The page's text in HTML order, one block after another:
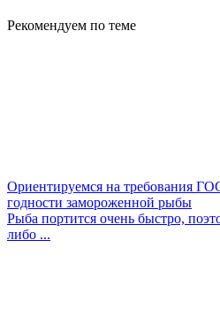
Рекомендуем по теме
Ориентируемся на требования
годности замороженной рыбы
Рыба портится очень быстро,
либо ...